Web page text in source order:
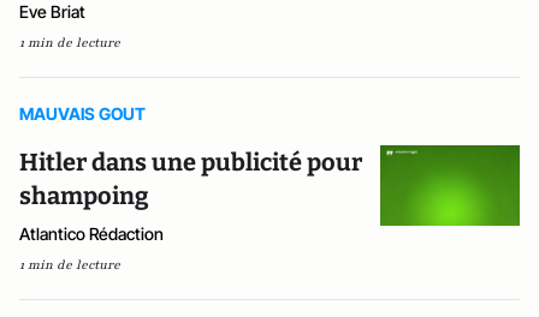
Eve Briat
1 min de lecture
MAUVAIS GOUT
Hitler dans une publicité pour
shampoing
Atlantico Rédaction
1 min de lecture